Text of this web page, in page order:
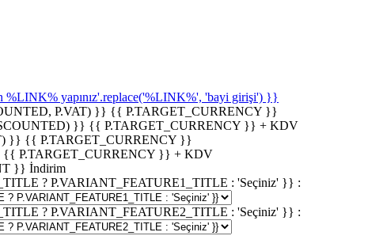
%LINK% yapınız'.replace('%LINK%', 'bayi girişi') }}
P.VAT) }} {{ P.TARGET_CURRENCY }}
}} {{ P.TARGET_CURRENCY }} + KDV
}} {{ P.TARGET_CURRENCY }}
{{ P.TARGET_CURRENCY }} + KDV
}} İndirim
? P.VARIANT_FEATURE1_TITLE : 'Seçiniz' }} :
? P.VARIANT_FEATURE2_TITLE : 'Seçiniz' }} :